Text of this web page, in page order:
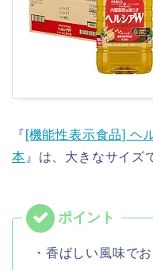
『 [機能性表示食品] ヘ
本 』は、大きなサイズ
・香ばしい風味で